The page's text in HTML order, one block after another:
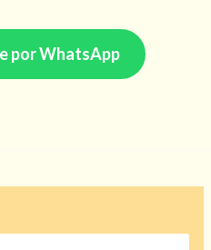
por WhatsApp